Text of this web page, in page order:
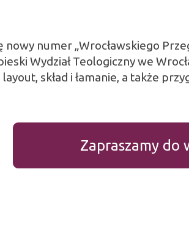
nowy numer „Wrocławskiego
Wydział Teologiczny we
layout, skład i łamanie, a także
Zapraszamy do